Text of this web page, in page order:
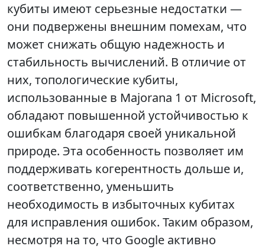
кубиты имеют серьезные недостатки —
они подвержены внешним помехам, что
может снижать общую надежность и
стабильность вычислений. В отличие от
них, топологические кубиты,
использованные в Majorana 1 от Microsoft,
обладают повышенной устойчивостью к
ошибкам благодаря своей уникальной
природе. Эта особенность позволяет им
поддерживать когерентность дольше и,
соответственно, уменьшить
необходимость в избыточных кубитах
для исправления ошибок. Таким образом,
несмотря на то, что Google активно